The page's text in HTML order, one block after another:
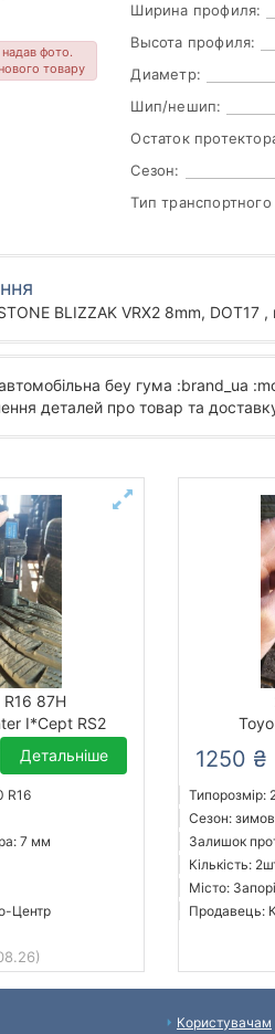
фото.
товару
Ширина профиля:
Высота профиля:
Диаметр:
Шип/нешип:
Остаток
Сезон:
Тип транспортного
BLIZZAK VRX2 8mm, DOT17
беу гума :brand_ua
деталей про товар та
87H
I*Cept RS2
Детальніше
R16
7 мм
Центр
1250 ₴
Типорозмір:
Сезон:
Залишок
Кількість:
Місто:
Продавець:
Користувачам